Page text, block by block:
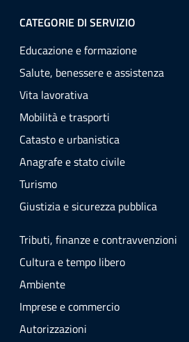
CATEGORIE DI SERVIZIO
Educazione e formazione
Salute, benessere e assistenza
Vita lavorativa
Mobilità e trasporti
Catasto e urbanistica
Anagrafe e stato civile
Turismo
Giustizia e sicurezza pubblica
Tributi, finanze e contravvenzioni
Cultura e tempo libero
Ambiente
Imprese e commercio
Autorizzazioni